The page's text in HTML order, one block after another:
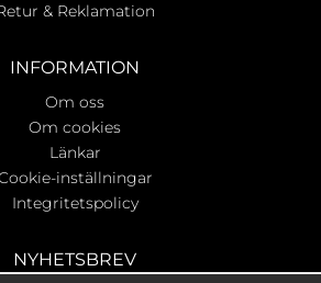
& Reklamation
INFORMATION
Om oss
Om cookies
Länkar
inställningar
Integritetspolicy
NYHETSBREV